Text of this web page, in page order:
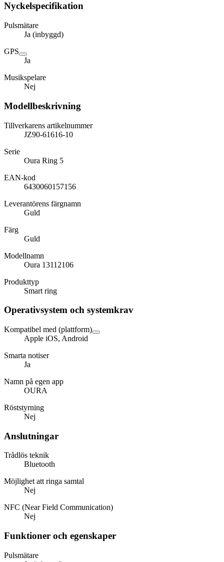
Nyckelspecifikation
Pulsmätare
Ja (inbyggd)
GPS
Ja
Musikspelare
Nej
Modellbeskrivning
Tillverkarens artikelnummer
JZ90-61616-10
Serie
Oura Ring 5
EAN-kod
6430060157156
Leverantörens färgnamn
Guld
Färg
Guld
Modellnamn
Oura 13112106
Produkttyp
Smart ring
Operativsystem och systemkrav
Kompatibel med (plattform)
Apple iOS, Android
Smarta notiser
Ja
Namn på egen app
OURA
Röststyrning
Nej
Anslutningar
Trådlös teknik
Bluetooth
Möjlighet att ringa samtal
Nej
NFC (Near Field Communication)
Nej
Funktioner och egenskaper
Pulsmätare